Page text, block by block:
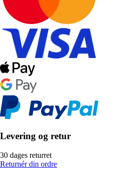
Levering og retur
30 dages returret
Returnér din ordre